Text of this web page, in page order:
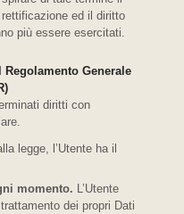
ed il diritto
più essere esercitati.
Generale
diritti con
legge, l’Utente ha il
momento. L’Utente
dei propri Dati